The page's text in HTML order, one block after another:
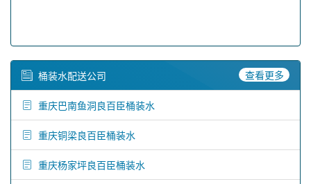
桶装水配送公司 查看更多
重庆巴南鱼洞良百臣桶装水
重庆铜梁良百臣桶装水
重庆杨家坪良百臣桶装水